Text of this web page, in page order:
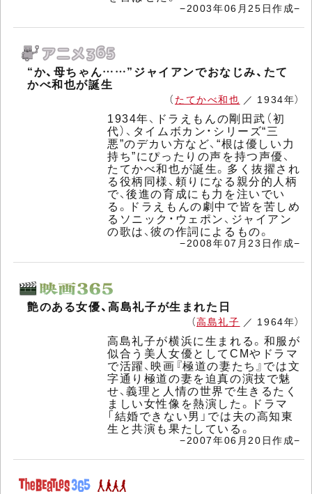
−2003年06月25日作成−
“か、母ちゃん……”ジャイアンでおなじみ、たて
かべ和也が誕生
（ たてかべ和也 ／ 1934年）
1934年、ドラえもんの剛田武（初
代）、タイムボカン・シリーズ“三
悪”のデカい方など、“根は優しい力
持ち”にぴったりの声を持つ声優、
たてかべ和也が誕生。多く抜擢され
る役柄同様、頼りになる親分的人柄
で、後進の育成にも力を注いでい
る。ドラえもんの劇中で皆を苦しめ
るソニック・ウェポン、ジャイアン
の歌は、彼の作詞によるもの。
−2008年07月23日作成−
艶のある女優、高島礼子が生まれた日
（高島礼子 ／ 1964年）
高島礼子が横浜に生まれる。和服が
似合う美人女優としてCMやドラマ
で活躍、映画『極道の妻たち』では文
字通り極道の妻を迫真の演技で魅
せ、義理と人情の世界で生きるたく
ましい女性像を熱演した。ドラマ
「結婚できない男」では夫の高知東
生と共演も果たしている。
−2007年06月20日作成−